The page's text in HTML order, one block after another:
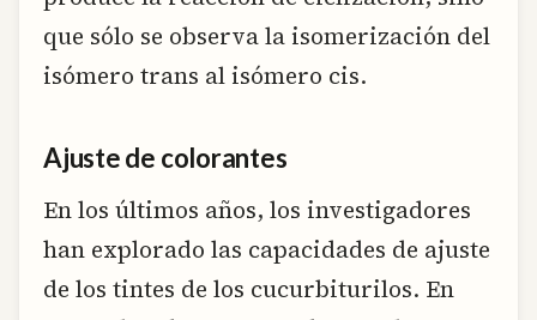
que sólo se observa la isomerización del
isómero trans al isómero cis.
Ajuste de colorantes
En los últimos años, los investigadores
han explorado las capacidades de ajuste
de los tintes de los cucurbiturilos. En